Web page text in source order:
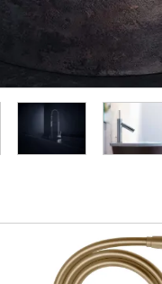
396. 16
8 637.